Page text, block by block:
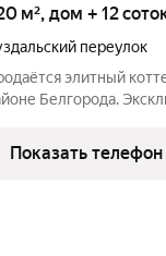
м², дом + 12
переулок
элитный
Белгорода.
участке 12 соток.
в
Показать телефон